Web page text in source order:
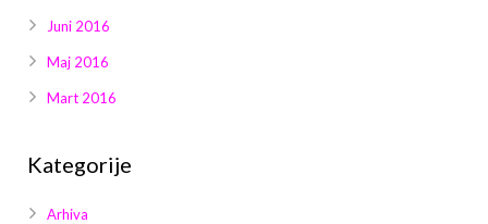
Juni 2016
Maj 2016
Mart 2016
Kategorije
Arhiva